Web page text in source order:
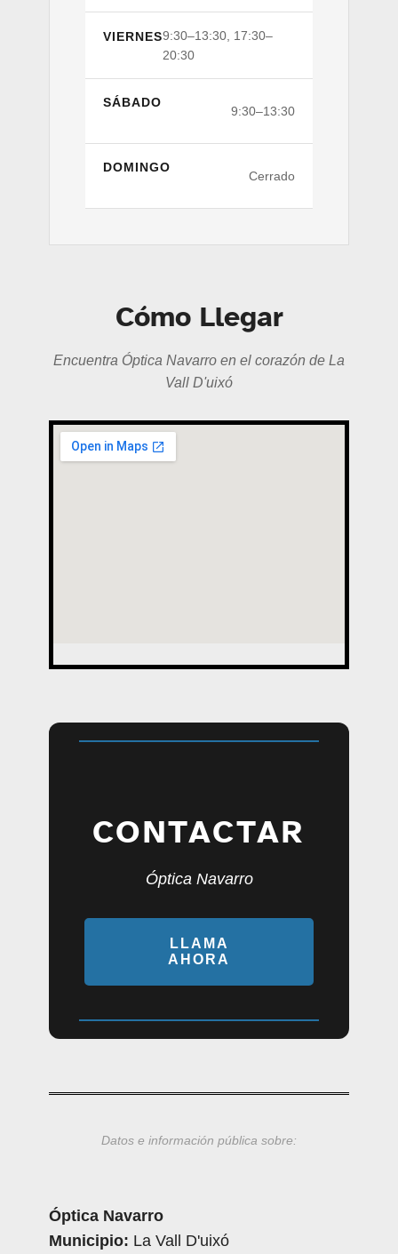
VIERNES9:30–13:30, 17:30–
20:30
SÁBADO
9:30–13:30
DOMINGO
Cerrado
Cómo Llegar
Encuentra Óptica Navarro en el corazón de La
Vall D'uixó
CONTACTAR
Óptica Navarro
LLAMA
AHORA
Datos e información pública sobre:
Óptica Navarro
Municipio: La Vall D'uixó